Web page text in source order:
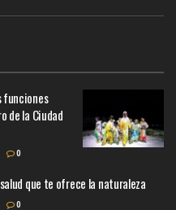
funciones
de la Ciudad
0
que te ofrece la naturaleza
0